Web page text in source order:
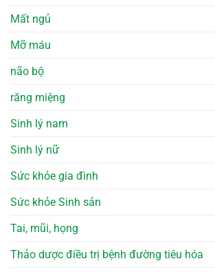
Mất ngủ
Mỡ máu
não bộ
răng miệng
Sinh lý nam
Sinh lý nữ
Sức khỏe gia đình
Sức khỏe Sinh sản
Tai, mũi, họng
Thảo dược điều trị bệnh đường tiêu hóa